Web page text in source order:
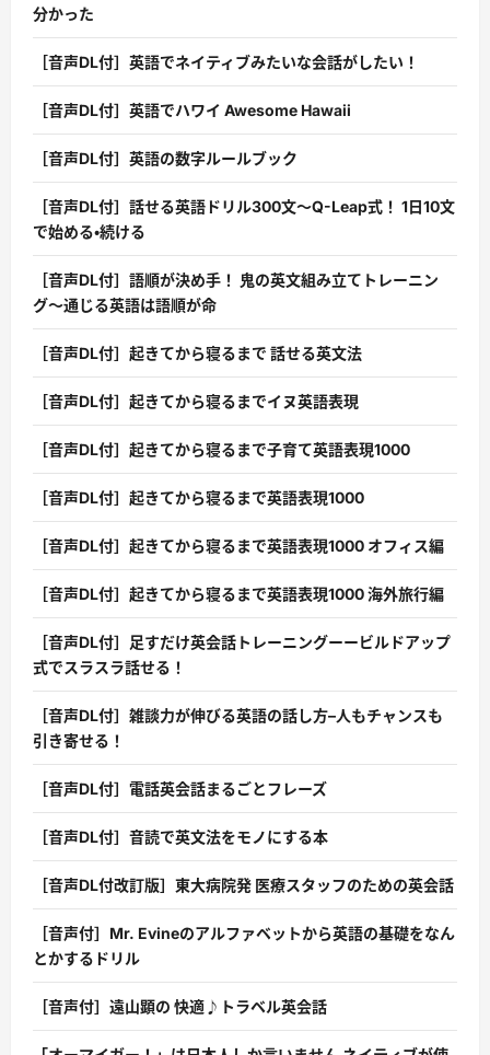
分かった
［音声DL付］英語でネイティブみたいな会話がしたい！
［音声DL付］英語でハワイ Awesome Hawaii
［音声DL付］英語の数字ルールブック
［音声DL付］話せる英語ドリル300文〜Q-Leap式！ 1日10文
で始める・続ける
［音声DL付］語順が決め手！ 鬼の英文組み立てトレーニン
グ〜通じる英語は語順が命
［音声DL付］起きてから寝るまで 話せる英文法
［音声DL付］起きてから寝るまでイヌ英語表現
［音声DL付］起きてから寝るまで子育て英語表現1000
［音声DL付］起きてから寝るまで英語表現1000
［音声DL付］起きてから寝るまで英語表現1000 オフィス編
［音声DL付］起きてから寝るまで英語表現1000 海外旅行編
［音声DL付］足すだけ英会話トレーニングーービルドアップ
式でスラスラ話せる！
［音声DL付］雑談力が伸びる英語の話し方–人もチャンスも
引き寄せる！
［音声DL付］電話英会話まるごとフレーズ
［音声DL付］音読で英文法をモノにする本
［音声DL付改訂版］東大病院発 医療スタッフのための英会話
［音声付］Mr. Evineのアルファベットから英語の基礎をなん
とかするドリル
［音声付］遠山顕の 快適♪トラベル英会話